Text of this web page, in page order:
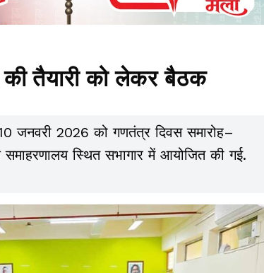
की तैयारी को लेकर बैठक
जनवरी 2026 को गणतंत्र दिवस समारोह–
स्थित सभागार में आयोजित की गई.